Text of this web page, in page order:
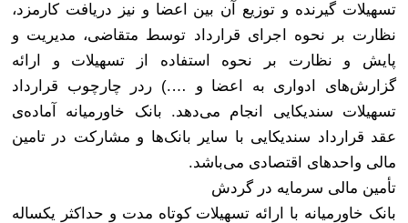
تسهیلات گیرنده و توزیع آن بین اعضا و نیز دریافت کارمزد،
نظارت بر نحوه اجرای قرارداد توسط متقاضی، مدیریت و
پایش و نظارت بر نحوه استفاده از تسهیلات و ارائه
گزارش‌های ادواری به اعضا و ….) ردر چارچوب قرارداد
تسهیلات سندیکایی انجام می‌دهد. بانک خاورمیانه آماده‌ی
عقد قرارداد سندیکایی با سایر بانک‌ها و مشارکت در تامین
مالی واحدهای اقتصادی می‌باشد.
تأمین مالی سرمایه در گردش
بانک خاورمیانه با ارائه تسهیلات کوتاه مدت و حداکثر یکساله